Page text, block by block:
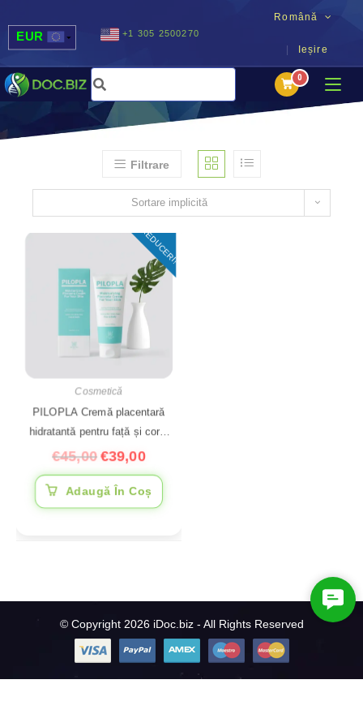
Română
Ieșire
EUR
UAH
MDL
+1 305 2500270
Filtrare
Sortare implicită
REDUCERI!
Cosmetică
PILOPLA Cremă placentară
hidratantă pentru față și corp,
200 ml
€45,00 €39,00
Adaugă În Coș
© Copyright 2026 iDoc.biz - All Rights Reserved
C
o